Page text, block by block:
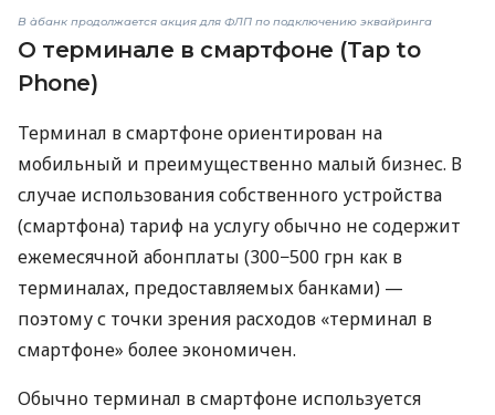
В àбанк продолжается акция для ФЛП по подключению эквайринга
О терминале в смартфоне (Tap to
Phone)
Терминал в смартфоне ориентирован на
мобильный и преимущественно малый бизнес. В
случае использования собственного устройства
(смартфона) тариф на услугу обычно не содержит
ежемесячной абонплаты (300−500 грн как в
терминалах, предоставляемых банками) —
поэтому с точки зрения расходов «терминал в
смартфоне» более экономичен.
Обычно терминал в смартфоне используется